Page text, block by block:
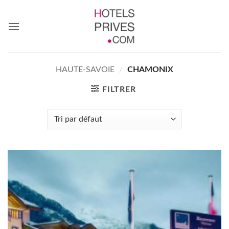
contenu
HAUTE-SAVOIE / CHAMONIX
FILTRER